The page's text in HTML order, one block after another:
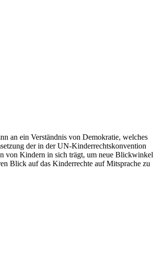
an ein Verständnis von Demokratie, welches
der in der UN-Kinderrechtskonvention
von Kindern in sich trägt, um neue Blickwinkel
Blick auf das Kinderrechte auf Mitsprache zu